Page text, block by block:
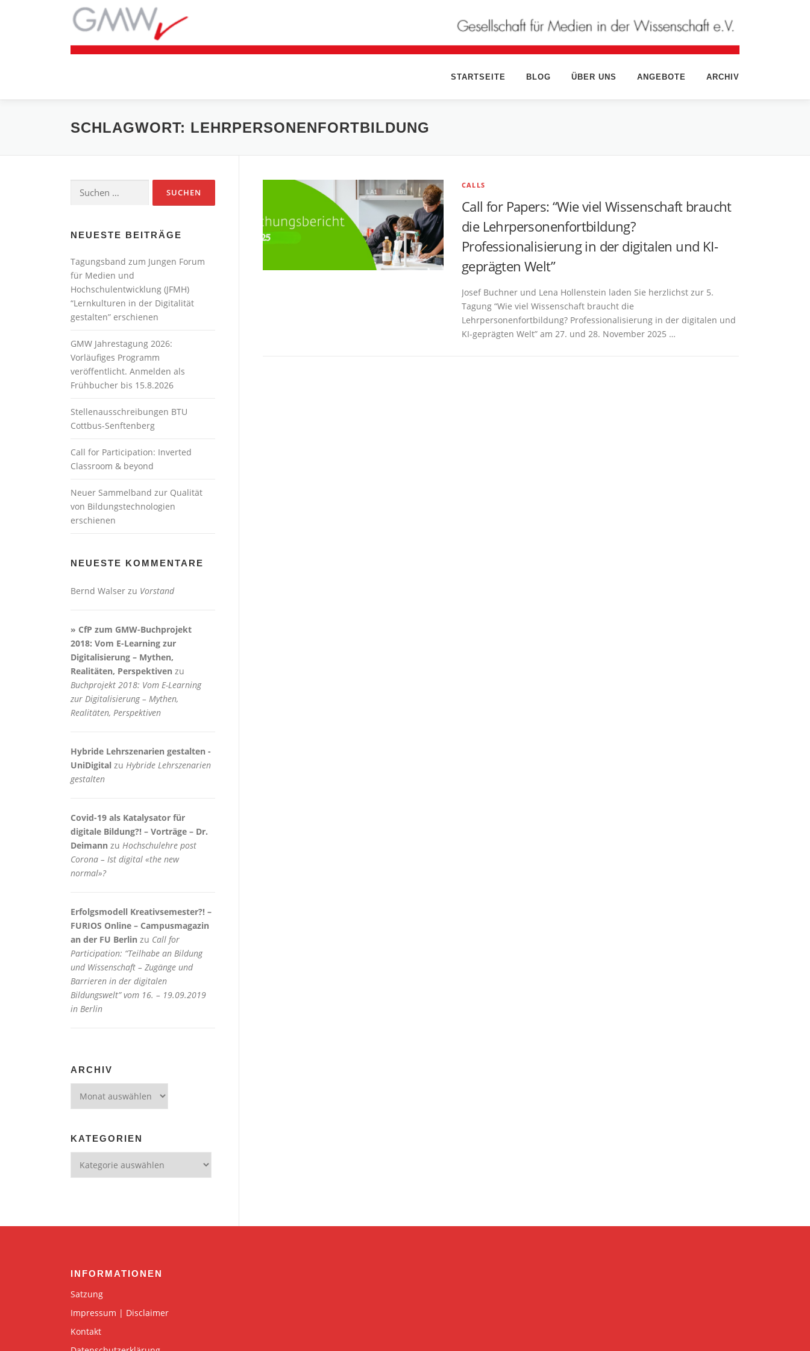
STARTSEITE BLOG ÜBER UNS ANGEBOTE ARCHIV
SCHLAGWORT: LEHRPERSONENFORTBILDUNG
CALLS
Call for Papers: “Wie viel Wissenschaft braucht
die Lehrpersonenfortbildung?
Professionalisierung in der digitalen und KI-
geprägten Welt”
Josef Buchner und Lena Hollenstein laden Sie herzlichst zur 5.
Tagung “Wie viel Wissenschaft braucht die
Lehrpersonenfortbildung? Professionalisierung in der digitalen und
KI-geprägten Welt” am 27. und 28. November 2025 …
nach:
NEUESTE BEITRÄGE
Tagungsband zum Jungen Forum
für Medien und
Hochschulentwicklung (JFMH)
“Lernkulturen in der Digitalität
gestalten” erschienen
GMW Jahrestagung 2026:
Vorläufiges Programm
veröffentlicht. Anmelden als
Frühbucher bis 15.8.2026
Stellenausschreibungen BTU
Cottbus-Senftenberg
Call for Participation: Inverted
Classroom & beyond
Neuer Sammelband zur Qualität
von Bildungstechnologien
erschienen
NEUESTE KOMMENTARE
Bernd Walser zu Vorstand
» CfP zum GMW-Buchprojekt
2018: Vom E-Learning zur
Digitalisierung – Mythen,
Realitäten, Perspektiven zu
Buchprojekt 2018: Vom E-Learning
zur Digitalisierung – Mythen,
Realitäten, Perspektiven
Hybride Lehrszenarien gestalten -
UniDigital zu Hybride Lehrszenarien
gestalten
Covid-19 als Katalysator für
digitale Bildung?! – Vorträge – Dr.
Deimann zu Hochschulehre post
Corona – Ist digital «the new
normal»?
Erfolgsmodell Kreativsemester?! –
FURIOS Online – Campusmagazin
an der FU Berlin zu Call for
Participation: “Teilhabe an Bildung
und Wissenschaft – Zugänge und
Barrieren in der digitalen
Bildungswelt” vom 16. – 19.09.2019
in Berlin
ARCHIV
KATEGORIEN
INFORMATIONEN
Satzung
Impressum | Disclaimer
Kontakt